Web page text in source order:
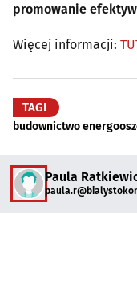
promowanie
Więcej informacji:
TAGI
budownictwo
Paula